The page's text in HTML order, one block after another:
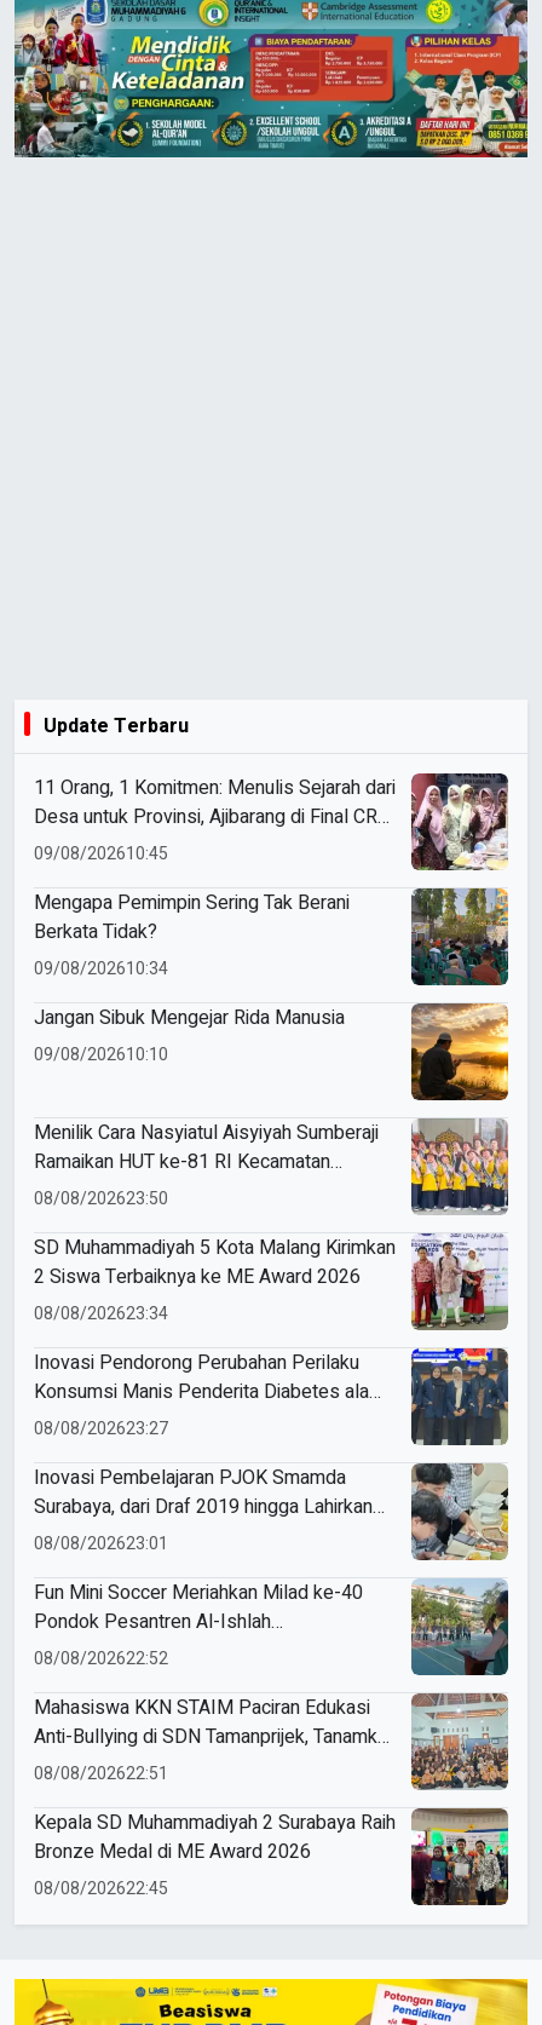
Update Terbaru
11 Orang, 1 Komitmen: Menulis Sejarah dari
Desa untuk Provinsi, Ajibarang di Final CRM
2026
09/08/202610:45
Mengapa Pemimpin Sering Tak Berani
Berkata Tidak?
09/08/202610:34
Jangan Sibuk Mengejar Rida Manusia
09/08/202610:10
Menilik Cara Nasyiatul Aisyiyah Sumberaji
Ramaikan HUT ke-81 RI Kecamatan
Sukodadi
08/08/202623:50
SD Muhammadiyah 5 Kota Malang Kirimkan
2 Siswa Terbaiknya ke ME Award 2026
08/08/202623:34
Inovasi Pendorong Perubahan Perilaku
Konsumsi Manis Penderita Diabetes ala
Mahasiswa Unesa
08/08/202623:27
Inovasi Pembelajaran PJOK Smamda
Surabaya, dari Draf 2019 hingga Lahirkan
Modul Gizi Digital
08/08/202623:01
Fun Mini Soccer Meriahkan Milad ke-40
Pondok Pesantren Al-Ishlah
Sendangagung
08/08/202622:52
Mahasiswa KKN STAIM Paciran Edukasi
Anti-Bullying di SDN Tamanprijek, Tanamkan
Empati Sejak Dini
08/08/202622:51
Kepala SD Muhammadiyah 2 Surabaya Raih
Bronze Medal di ME Award 2026
08/08/202622:45